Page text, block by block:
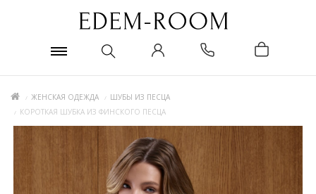
ЖЕНСКАЯ ОДЕЖДА
ШУБЫ ИЗ ПЕСЦА
КОРОТКАЯ ШУБКА ИЗ ФИНСКОГО ПЕСЦА